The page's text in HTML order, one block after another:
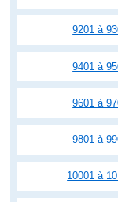
9201 à
9401 à
9601 à
9801 à
10001 à